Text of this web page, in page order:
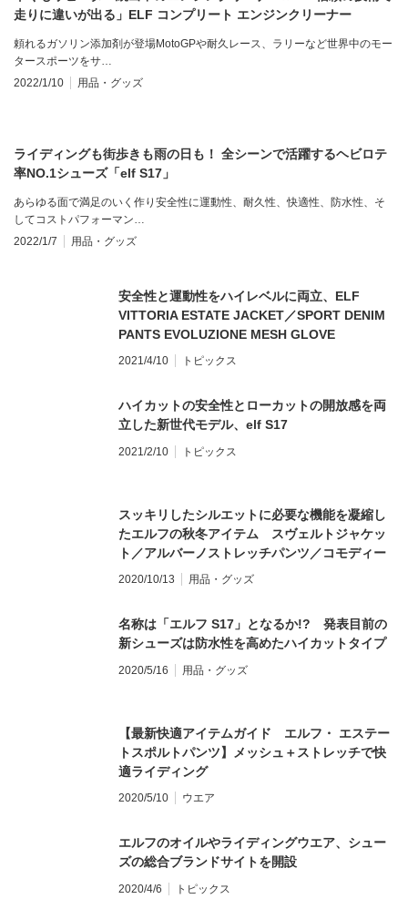
走りに違いが出る」ELF コンプリート エンジンクリーナー
頼れるガソリン添加剤が登場MotoGPや耐久レース、ラリーなど世界中のモー
タースポーツをサ…
2022/1/10
用品・グッズ
ライディングも街歩きも雨の日も！ 全シーンで活躍するヘビロテ
率NO.1シューズ「elf S17」
あらゆる面で満足のいく作り安全性に運動性、耐久性、快適性、防水性、そ
してコストパフォーマン…
2022/1/7
用品・グッズ
安全性と運動性をハイレベルに両立、ELF
VITTORIA ESTATE JACKET／SPORT DENIM
PANTS EVOLUZIONE MESH GLOVE
2021/4/10 トピックス
ハイカットの安全性とローカットの開放感を両
立した新世代モデル、elf S17
2021/2/10 トピックス
スッキリしたシルエットに必要な機能を凝縮し
たエルフの秋冬アイテム スヴェルトジャケッ
ト／アルバーノストレッチパンツ／コモディー
ロンググローブ
2020/10/13 用品・グッズ
名称は「エルフ S17」となるか!? 発表目前の
新シューズは防水性を高めたハイカットタイプ
2020/5/16 用品・グッズ
【最新快適アイテムガイド エルフ・ エステー
トスポルトパンツ】メッシュ＋ストレッチで快
適ライディング
2020/5/10 ウエア
エルフのオイルやライディングウエア、シュー
ズの総合ブランドサイトを開設
2020/4/6 トピックス